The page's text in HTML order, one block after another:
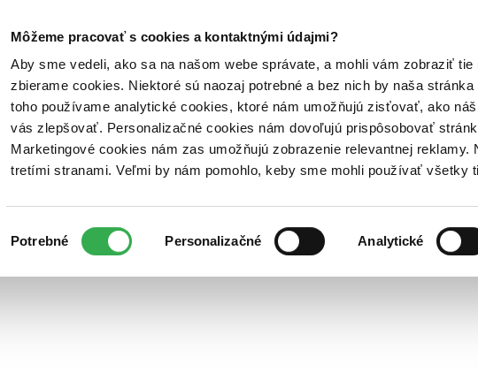
Môžeme pracovať s cookies a kontaktnými údajmi?
Aby sme vedeli, ako sa na našom webe správate, a mohli vám zobraziť tie
zbierame cookies. Niektoré sú naozaj potrebné a bez nich by naša
toho používame analytické cookies, ktoré nám umožňujú zisťovať, ako
vás zlepšovať. Personalizačné cookies nám dovoľujú prispôsobovať
Marketingové cookies nám zas umožňujú zobrazenie relevantnej reklamy.
tretími stranami. Veľmi by nám pomohlo, keby sme mohli používať všetky
súhlasu
Potrebné Personalizačné Analytické
Poukážky Kontakt